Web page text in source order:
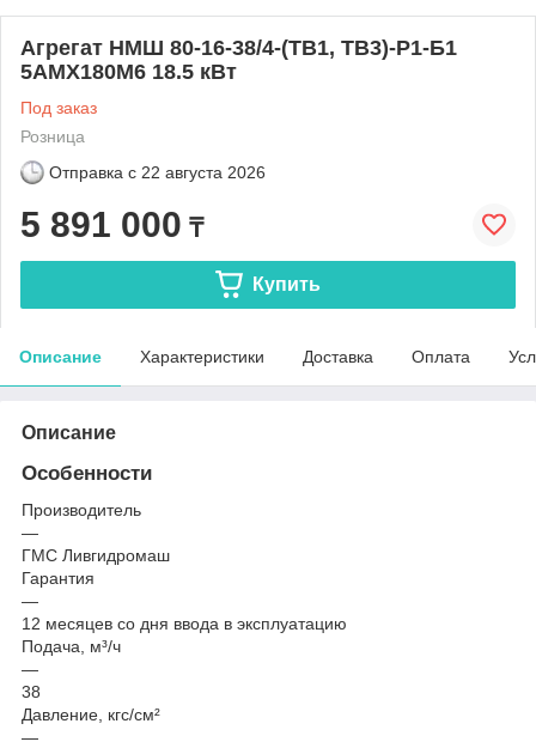
Агрегат НМШ 80-16-38/4-(ТВ1, ТВ3)-Р1-Б1
5АМХ180М6 18.5 кВт
Под заказ
Розница
Отправка с 22 августа 2026
5 891 000 ₸
Купить
Описание Характеристики Доставка Оплата
Описание
Особенности
Производитель
—
ГМС Ливгидромаш
Гарантия
—
12 месяцев со дня ввода в эксплуатацию
Подача, м³/ч
—
38
Давление, кгс/см²
—